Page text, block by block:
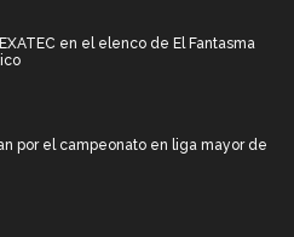
en el elenco de El Fantasma
por el campeonato en liga mayor de